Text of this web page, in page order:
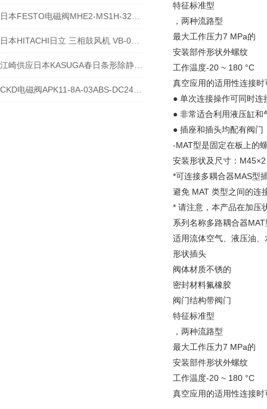
特征标准型
，两种流路型
最大工作压力7 MPa的
安装部件形状外螺纹
工作温度-20 ~ 180 °C
真空应用的适用性连接时
● 单次连接操作可同时
● 非常适合利用液压缸
● 插座和插头均配有阀
-MAT型是固定在板上的
安装形状及尺寸：
*可连接多耦合器MAS型
避免 MAT 类型之间的连
* 请注意，本产品在加压
系列名称多路耦合器MAT
适用流体空气、液压油、
形状插头
阀体材质不锈的
密封材料氟橡胶
阀门结构带阀门
特征标准型
，两种流路型
最大工作压力7 MPa的
安装部件形状外螺纹
工作温度-20 ~ 180 °C
真空应用的适用性连接时